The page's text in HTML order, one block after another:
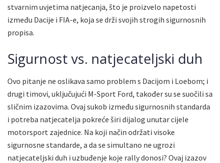
stvarnim uvjetima natjecanja, što je proizvelo napetosti
između Dacije i FIA-e, koja se drži svojih strogih sigurnosnih
propisa.
Sigurnost vs. natjecateljski duh
Ovo pitanje ne oslikava samo problem s Dacijom i Loebom; i
drugi timovi, uključujući M-Sport Ford, također su se suočili sa
sličnim izazovima. Ovaj sukob između sigurnosnih standarda
i potreba natjecatelja pokreće širi dijalog unutar cijele
motorsport zajednice. Na koji način održati visoke
sigurnosne standarde, a da se simultano ne ugrozi
natjecateljski duh i uzbuđenje koje rally donosi? Ovaj izazov